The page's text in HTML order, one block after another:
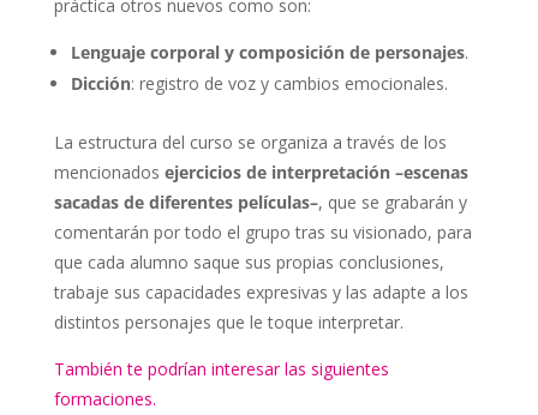
práctica otros nuevos como son:
Lenguaje corporal y composición de personajes.
Dicción: registro de voz y cambios emocionales.
La estructura del curso se organiza a través de los
mencionados ejercicios de interpretación –escenas
sacadas de diferentes películas–, que se grabarán y
comentarán por todo el grupo tras su visionado, para
que cada alumno saque sus propias conclusiones,
trabaje sus capacidades expresivas y las adapte a los
distintos personajes que le toque interpretar.
También te podrían interesar las siguientes
formaciones.